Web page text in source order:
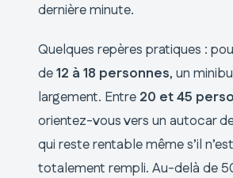
dernière minute.
Quelques repères pratiques :
de12 à 18 personnes, un
largement. Entre 20 et 45
orientez-vous vers un autocar
qui reste rentable même s’il
totalement rempli. Au-delà de